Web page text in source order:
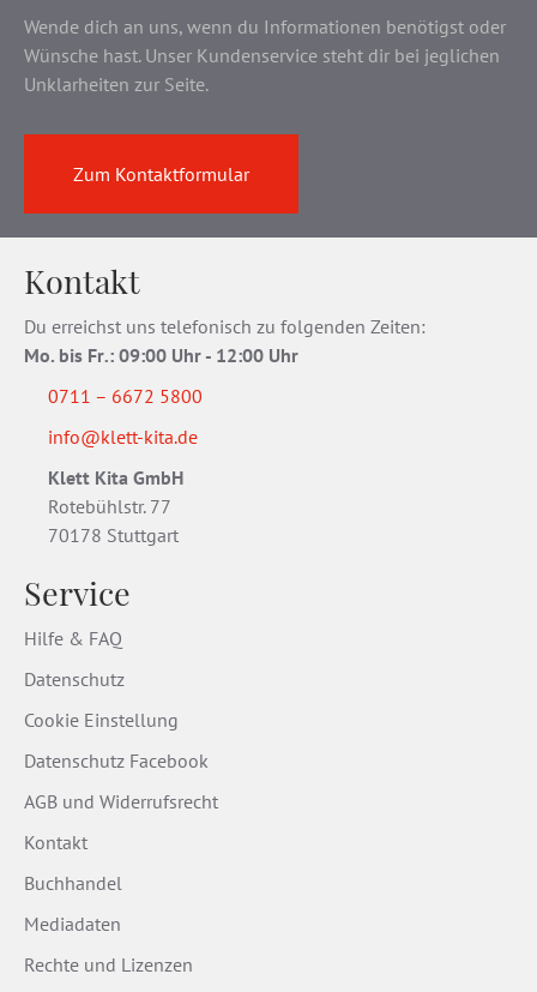
Wende dich an uns, wenn du Informationen benötigst oder
Wünsche hast. Unser Kundenservice steht dir bei jeglichen
Unklarheiten zur Seite.
Zum Kontaktformular
Kontakt
Du erreichst uns telefonisch zu folgenden Zeiten:
Mo. bis Fr.: 09:00 Uhr - 12:00 Uhr
0711 – 6672 5800
info@klett-kita.de
Klett Kita GmbH
Rotebühlstr. 77
70178 Stuttgart
Service
Hilfe & FAQ
Datenschutz
Cookie Einstellung
Datenschutz Facebook
AGB und Widerrufsrecht
Kontakt
Buchhandel
Mediadaten
Rechte und Lizenzen